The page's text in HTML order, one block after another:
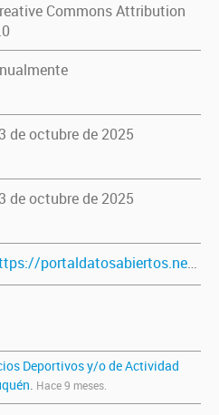
Commons Attribution
de octubre de 2025
de octubre de 2025
https://portaldatosabiertos.neuquen.gov.ar/dataset/espacios-deportivos-y-o-de-actividad-fisica-en-la-provincia-del-neuquen
Deportivos y/o de Actividad
. Hace 9 meses.